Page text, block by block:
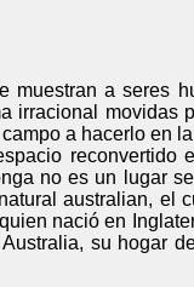
muestran a seres
movidas
a hacerlo en
reconvertido
no es un lugar
australian, el
nació en
su hogar